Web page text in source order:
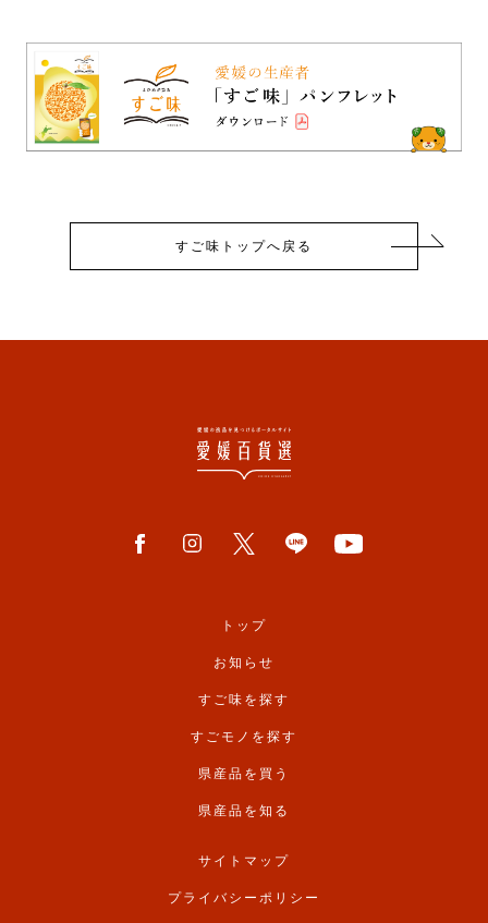
すご味トップへ戻る
トップ
お知らせ
すご味を探す
すごモノを探す
県産品を買う
県産品を知る
サイトマップ
プライバシーポリシー